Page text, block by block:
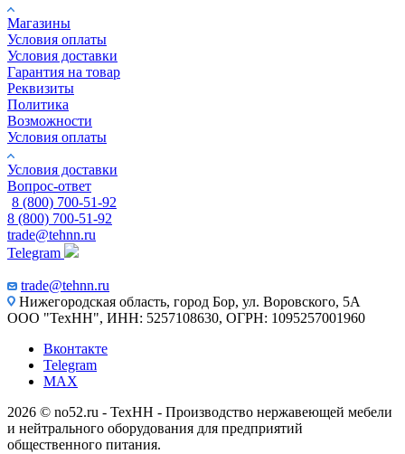
Магазины
Условия оплаты
Условия доставки
Гарантия на товар
Реквизиты
Политика
Возможности
Условия оплаты
Условия доставки
Вопрос-ответ
8 (800) 700-51-92
8 (800) 700-51-92
trade@tehnn.ru
Telegram
trade@tehnn.ru
Нижегородская область, город Бор, ул. Воровского, 5А
ООО "ТехНН", ИНН: 5257108630, ОГРН: 1095257001960
Вконтакте
Telegram
MAX
2026 © no52.ru - ТехНН - Производство нержавеющей мебели
и нейтрального оборудования для предприятий
общественного питания.